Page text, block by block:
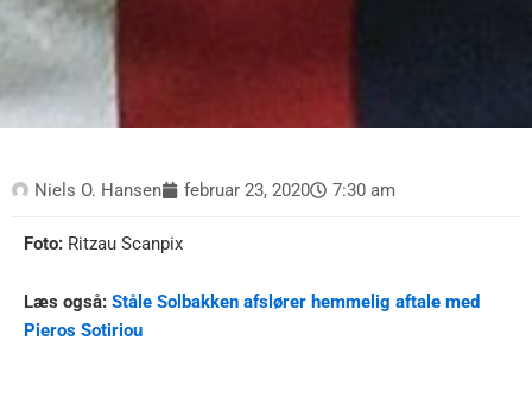
Niels O. Hansen februar 23, 2020 7:30 am
Foto: Ritzau Scanpix
Læs også: Ståle Solbakken afslører hemmelig aftale med
Pieros Sotiriou